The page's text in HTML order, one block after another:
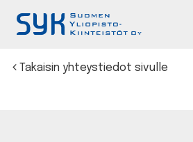
Päävalikko
Takaisin yhteystiedot sivulle